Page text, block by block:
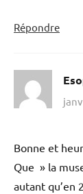
Répondre
Bonne et
Que » la
autant qu’en